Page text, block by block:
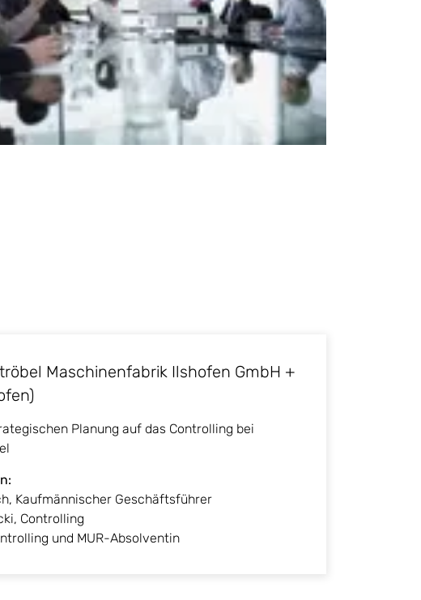
Maschinenfabrik Ilshofen GmbH +
Planung auf das Controlling bei
Kaufmännischer Geschäftsführer
Controlling
und MUR-Absolventin